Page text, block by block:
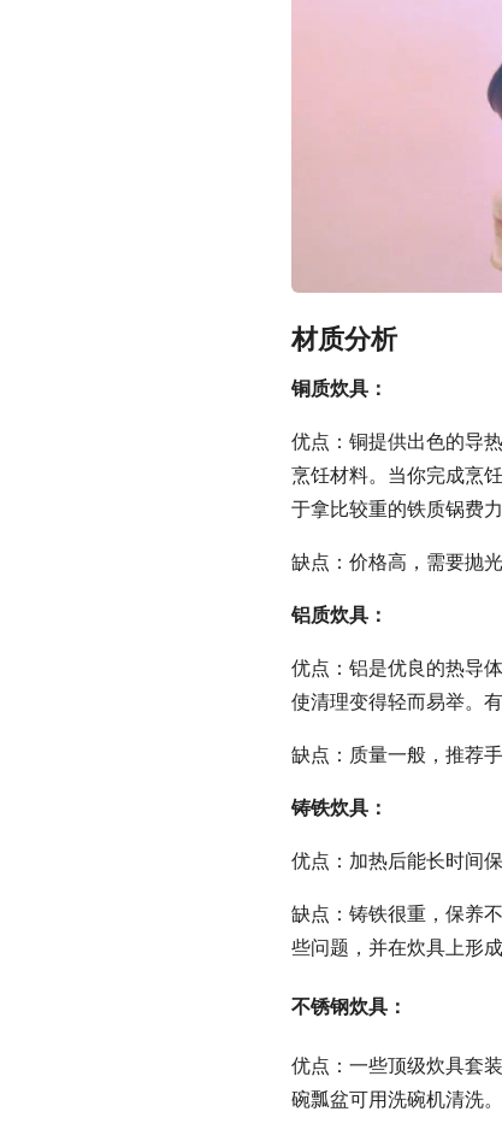
材质分析
铜质炊具：
优点：铜提供出色的导
烹饪材料。当你完成烹
于拿比较重的铁质锅费
缺点：价格高，需要抛
铝质炊具：
优点：铝是优良的热导
使清理变得轻而易举。
缺点：质量一般，推荐手
铸铁炊具：
优点：加热后能长时间
缺点：铸铁很重，保养
些问题，并在炊具上形
不锈钢炊具：
优点：一些顶级炊具套
碗瓢盆可用洗碗机清洗